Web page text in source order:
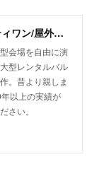
有限会社オフィストゥエンティワン/屋外・屋内飛行船/大型バルーン/アドバルーン/バルーン装飾等イベント装飾
会場を自由に演
型レンタルバル
。昔より親しま
以上の実績が
さい。